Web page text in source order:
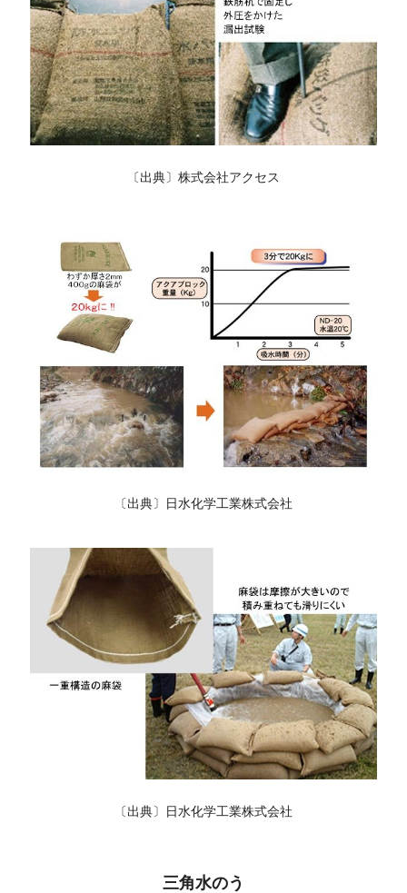
〔出典〕株式会社アクセス
〔出典〕日水化学工業株式会社
〔出典〕日水化学工業株式会社
三角水のう